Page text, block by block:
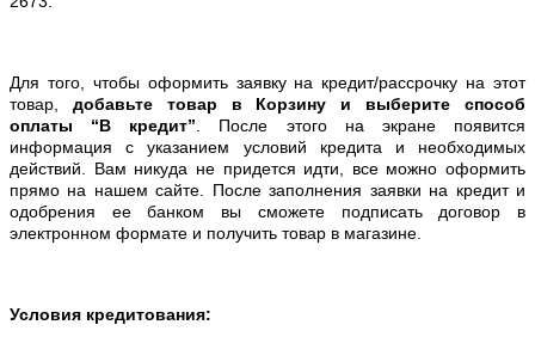
Для того, чтобы оформить заявку на кредит/рассрочку на этот
товар, добавьте товар в Корзину и выберите способ
оплаты “В кредит” . После этого на экране появится
информация с указанием условий кредита и необходимых
действий. Вам никуда не придется идти, все можно оформить
прямо на нашем сайте. После заполнения заявки на кредит и
одобрения ее банком вы сможете подписать договор в
электронном формате и получить товар в магазине.
Условия кредитования: